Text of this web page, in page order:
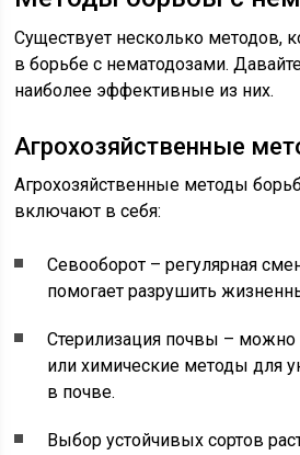
Существует несколько методов,
в борьбе с нематодозами.
наиболее эффективные из них.
Агрохозяйственные
Агрохозяйственные методы
включают в себя:
Севооборот – регулярная
помогает разрушить
Стерилизация почвы – можно
или химические методы для
в почве.
Выбор устойчивых сортов